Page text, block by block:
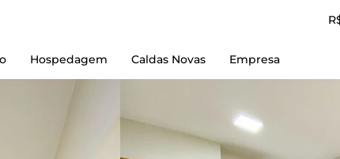
Hospedagem Caldas Novas Empresa
Contato
Termos de Uso
Política e